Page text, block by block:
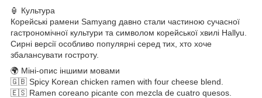
🏮 Культура
Корейські рамени Samyang давно стали частиною сучасної
гастрономічної культури та символом корейської хвилі Hallyu.
Сирні версії особливо популярні серед тих, хто хоче
збалансувати гостроту.
🌍 Міні-опис іншими мовами
🇬🇧 Spicy Korean chicken ramen with four cheese blend.
🇪🇸 Ramen coreano picante con mezcla de cuatro quesos.